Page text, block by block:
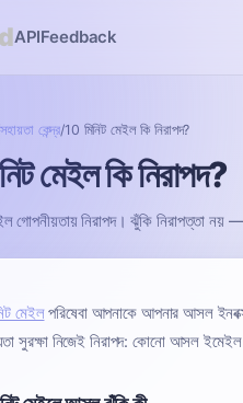
APIFeedback
সহায়তা কেন্দ্র/10 মিনিট মেইল কি নিরাপদ?
মেইল কি নিরাপদ?
গোপনীয়তায় নিরাপদ। ঝুঁকি নিরাপত্তা
মেইলপরিষেবা আপনাকে আপনার আসল
সুরক্ষা নিজেই নিরাপদ: কোনো আসল